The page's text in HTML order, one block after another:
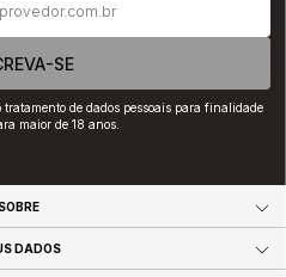
SE
tratamento de dados pessoais para finalidade
maior de 18 anos.
SOBRE
DADOS